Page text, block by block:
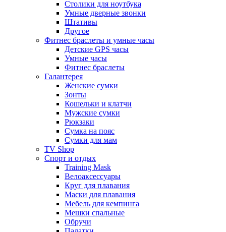
Столики для ноутбука
Умные дверные звонки
Штативы
Другое
Фитнес браслеты и умные часы
Детские GPS часы
Умные часы
Фитнес браслеты
Галантерея
Женские сумки
Зонты
Кошельки и клатчи
Мужские сумки
Рюкзаки
Сумка на пояс
Сумки для мам
TV Shop
Спорт и отдых
Training Mask
Велоаксессуары
Круг для плавания
Маски для плавания
Мебель для кемпинга
Мешки спальные
Обручи